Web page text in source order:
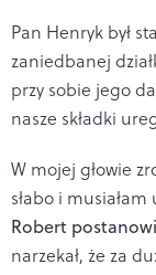
Pan Henryk był
zaniedbanej
przy sobie jego
nasze składki
W mojej głowie
słabo i
Robert
narzekał, że za